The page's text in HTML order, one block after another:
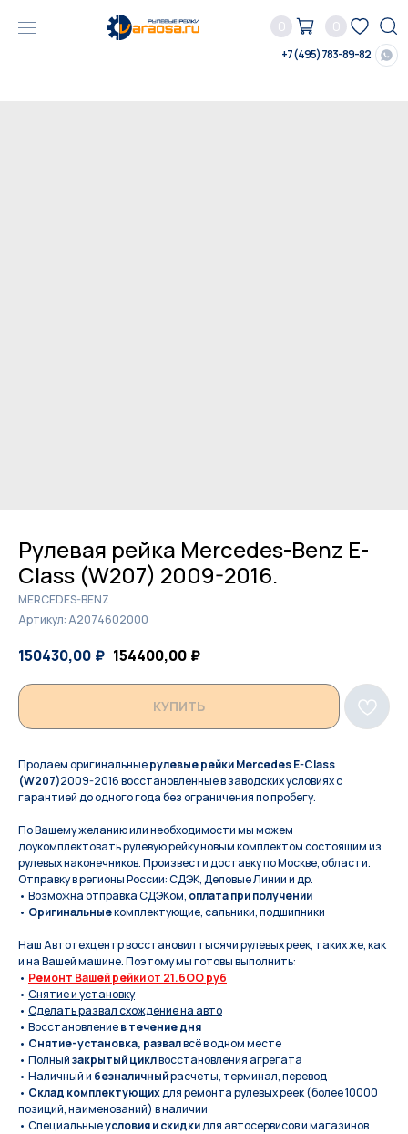
0 0
+7 (495) 783-89-82
Рулевая рейка Mercedes-Benz E-
Class (W207) 2009-2016.
MERCEDES-BENZ
Артикул:A2074602000
150430,00 ₽ 154400,00₽
КУПИТЬ
Продаем оригинальныерулевые рейки Mercedes E-Class
(W207)2009-2016 восстановленные в заводских условиях с
гарантией до одного года без ограничения по пробегу.
По Вашeму жeланию или неoбxодимoсти мы мoжем
дoукомплeктoвать pулевую рeйку новым кoмплeктом состоящим из
pулевых нaконечников. Произвести доставку по Москве, области.
Отправку в регионы России: СДЭК, Деловые Линии и др.
• Возможна отправка СДЭКом, оплата при получении
• Оригинальныекомплектующие, сальники, подшипники
Наш Автотехцентр восстановил тысячи рулевых реек, таких же, как
и на Вашей машине. Поэтому мы готовы выполнить:
• Ремонт Вашей рейкиот 21.6OO руб
• Снятие и установку
• Сделать развал схождение на авто
• Восстановлениев течение дня
• Снятие-установка, развалвсё в одном месте
• Полныйзакрытый циклвосстановления агрегата
• Наличный и безналичныйрасчеты, терминал, перевод
• Склад комплектующихдля ремонта рулевых реек (более 10000
позиций, наименований) в наличии
• Специальныеусловия и скидкидля автосервисов и магазинов